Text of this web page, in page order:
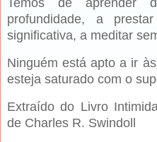
Temos de aprender
profundidade, a
significativa, a meditar
Ninguém está apto a ir
esteja saturado com o
Extraído do Livro
de Charles R. Swindoll